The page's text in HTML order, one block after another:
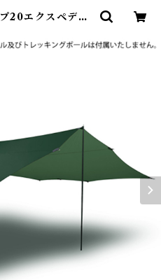
20エクスペディ